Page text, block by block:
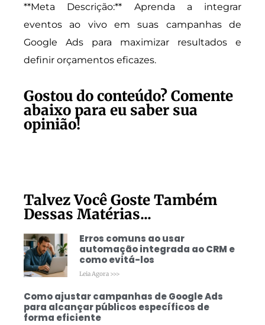
**Meta Descrição:** Aprenda a integrar
eventos ao vivo em suas campanhas de
Google Ads para maximizar resultados e
definir orçamentos eficazes.
Gostou do conteúdo? Comente
abaixo para eu saber sua
opinião!
Talvez Você Goste Também
Dessas Matérias...
Erros comuns ao usar
automação integrada ao CRM e
como evitá-los
Leia Agora >>>
Como ajustar campanhas de Google Ads
para alcançar públicos específicos de
forma eficiente